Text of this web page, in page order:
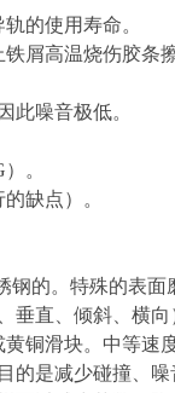
的使用寿命。
屑高温烧伤胶条
此噪音极低。
。
缺点）。
钢的。特殊的表
垂直、倾斜、横
铜滑块。中等速
的是减少碰撞、